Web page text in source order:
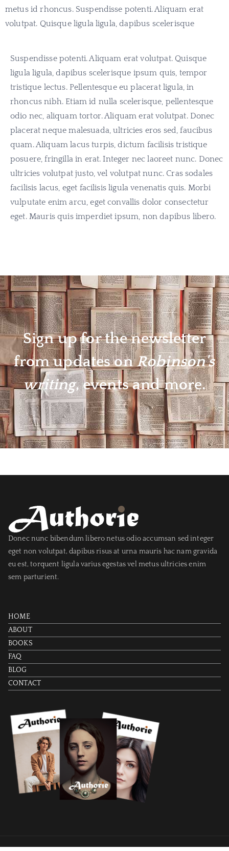
metus id rhoncus. Suspendisse potenti. Aliquam erat
volutpat. Quisque ligula ligula, dapibus scelerisque
Suspendisse potenti. Aliquam erat volutpat. Quisque
ligula ligula, dapibus scelerisque ipsum quis, tempor
tristique lectus. Pellentesque eu placerat ligula, in
rhoncus nibh. Etiam id nulla scelerisque, pellentesque
odio nec, aliquam tortor. Aliquam erat volutpat. Donec
placerat neque malesuada, ultricies eros sed, faucibus
quam. Aliquam lacus turpis, dictum facilisis tristique
posuere, fringilla in erat. Integer nec laoreet nunc. Donec
ultricies volutpat justo, vel volutpat nunc. Cras sodales
facilisis lacus, eget facilisis ligula venenatis quis. Morbi
vulputate enim arcu, eget convallis dolor consectetur
eget. Mauris quis imperdiet ipsum, non dapibus libero.
Sign up for the newsletter
from updates onRobinson's
writing, events and more.
Donec nunc bibendum libero netus odio accumsan sed integer
eget non volutpat, dapibus risus at urna mauris hac nam gravida
eu est, torquent ligula varius egestas vel metus ultricies enim
sem parturient.
HOME
ABOUT
BOOKS
FAQ
BLOG
CONTACT